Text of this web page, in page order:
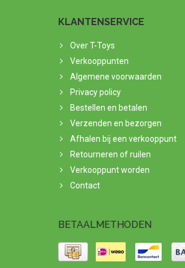
KLANTENSERVICE
Over T-Toys
Verkooppunten
Algemene voorwaarden
Privacy policy
Bestellen en betalen
Verzenden en bezorgen
Afhalen bij een verkooppunt
Retourneren of ruilen
Verkooppunt worden
Contact
BETAALMETHODEN